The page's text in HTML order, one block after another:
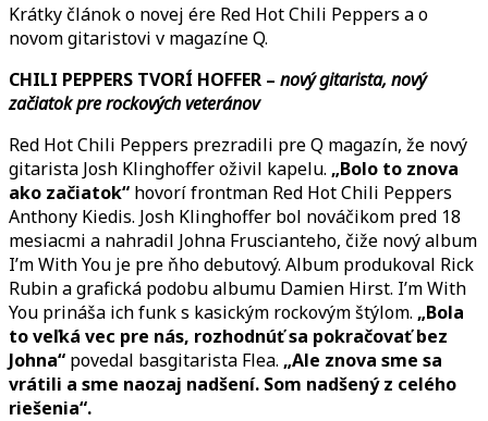
Krátky článok o novej ére Red Hot Chili Peppers a o
novom gitaristovi v magazíne Q.
CHILI PEPPERS TVORÍ HOFFER – nový gitarista, nový
začiatok pre rockových veteránov
Red Hot Chili Peppers prezradili pre Q magazín, že nový
gitarista Josh Klinghoffer oživil kapelu. „Bolo to znova
ako začiatok“ hovorí frontman Red Hot Chili Peppers
Anthony Kiedis. Josh Klinghoffer bol nováčikom pred 18
mesiacmi a nahradil Johna Fruscianteho, čiže nový album
I’m With You je pre ňho debutový. Album produkoval Rick
Rubin a grafická podobu albumu Damien Hirst. I’m With
You prináša ich funk s kasickým rockovým štýlom. „Bola
to veľká vec pre nás, rozhodnúť sa pokračovať bez
Johna“ povedal basgitarista Flea. „Ale znova sme sa
vrátili a sme naozaj nadšení. Som nadšený z celého
riešenia“.